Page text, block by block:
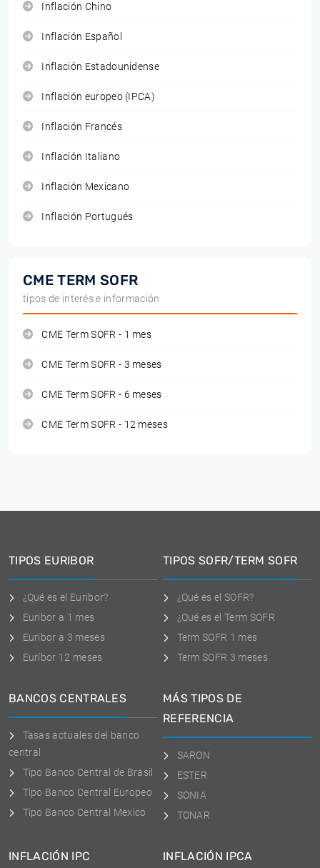
Inflación Chino
Inflación Español
Inflación Estadounidense
Inflación europeo (IPCA)
Inflación Francés
Inflación Italiano
Inflación Mexicano
Inflación Portugués
CME TERM SOFR
tipos de interés e información
CME Term SOFR - 1 mes
CME Term SOFR - 3 meses
CME Term SOFR - 6 meses
CME Term SOFR - 12 meses
TIPOS EURIBOR
¿Qué es el Euribor?
Euribor a 1 mes
Euribor a 3 meses
Euríbor 12 meses
TIPOS SOFR/TERM SOFR
¿Qué es el SOFR?
¿Qué es el Term SOFR
Term SOFR 1 mes
Term SOFR 3 meses
BANCOS CENTRALES
Tasas actuales del banco
central
Tipo Banco Central de Brasil
Tipo Banco Central Europeo
Tipo Banco Central Mexico
MÁS TIPOS DE
REFERENCIA
SARON
ESTER
SONIA
TONAR
INFLACIÓN IPC INFLACIÓN IPCA